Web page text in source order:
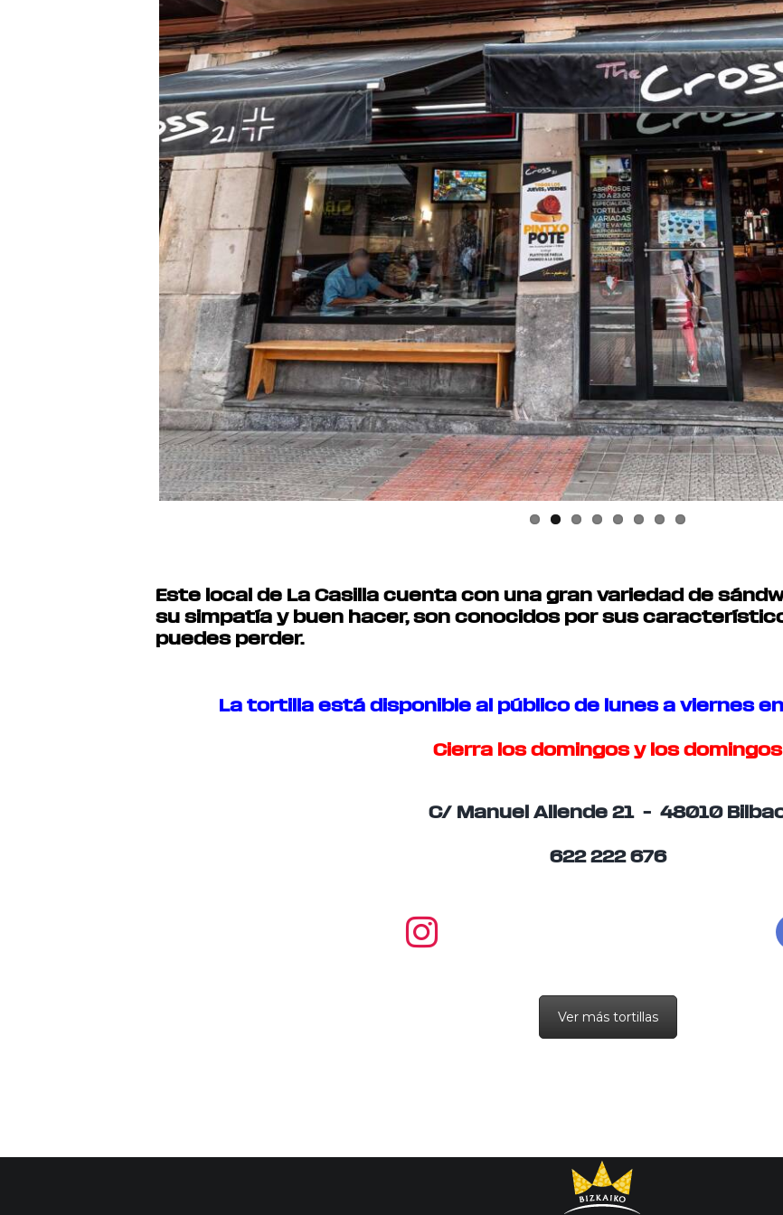
Este local de La Casilla cuenta con una gran variedad de
su simpatía y buen hacer, son conocidos por sus
puedes perder.
La tortilla está disponible al público de lunes a viernes
Cierra los domingos y los domingos
C/ Manuel Allende 21 – 48010
622 222 676
Ver más tortillas